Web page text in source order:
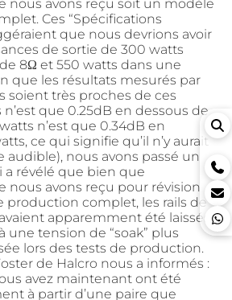
nous avons reçu soit un modèle
Ces “Spécifications
que nous devrions avoir
de sortie de 300 watts
8Ω et 550 watts dans une
que les résultats mesurés par
soient très proches de ces
que 0.25dB en dessous de
n’est que 0.34dB en
ce qui signifie qu’il n’y aurait
audible), nous avons passé un
a révélé que bien que
nous avons reçu pour révision
production complet, les rails de
apparemment été laissés
une tension de “soak” plus
lors des tests de production.
de Halcro nous a informés :
avez maintenant ont été
à partir d’une paire que